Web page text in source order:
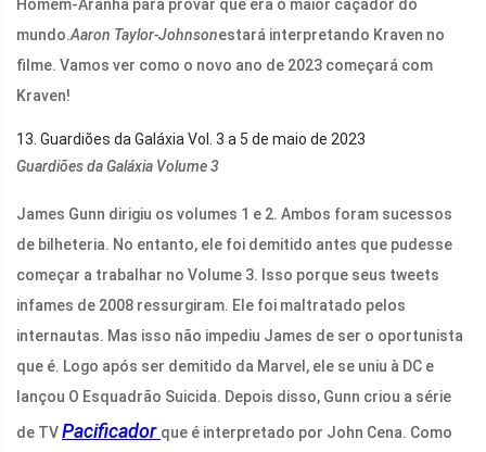
Homem-Aranha para provar que era o maior caçador do
mundo.Aaron Taylor-Johnsonestará interpretando Kraven no
filme. Vamos ver como o novo ano de 2023 começará com
Kraven!
13. Guardiões da Galáxia Vol. 3 a 5 de maio de 2023
Guardiões da Galáxia Volume 3
James Gunn dirigiu os volumes 1 e 2. Ambos foram sucessos
de bilheteria. No entanto, ele foi demitido antes que pudesse
começar a trabalhar no Volume 3. Isso porque seus tweets
infames de 2008 ressurgiram. Ele foi maltratado pelos
internautas. Mas isso não impediu James de ser o oportunista
que é. Logo após ser demitido da Marvel, ele se uniu à DC e
lançou O Esquadrão Suicida. Depois disso, Gunn criou a série
de TVPacificador que é interpretado por John Cena. Como